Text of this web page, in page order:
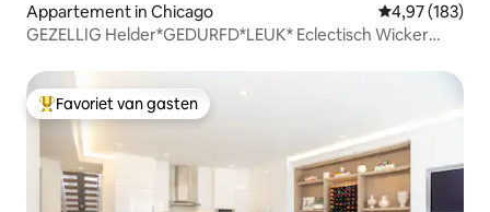
Appartement in Chicago Gemiddelde
4,97 (183)
GEZELLIG Helder*GEDURFD*LEUK* Eclectisch Wicker
Topfavoriet van gasten
Favoriet van gasten